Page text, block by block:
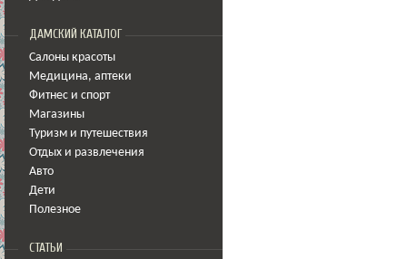
ДАМСКИЙ КАТАЛОГ
Салоны красоты
Медицина, аптеки
Фитнес и спорт
Магазины
Туризм и путешествия
Отдых и развлечения
Авто
Дети
Полезное
СТАТЬИ